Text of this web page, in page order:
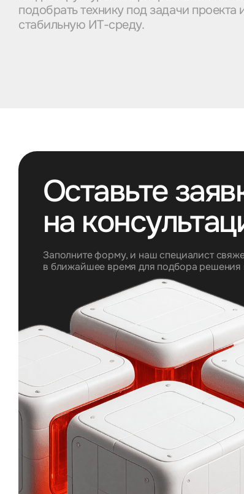
подобрать технику под задачи проекта
стабильную ИТ-среду.
Оставьте
на
Заполните форму, и наш специалист
в ближайшее время для подбора решения